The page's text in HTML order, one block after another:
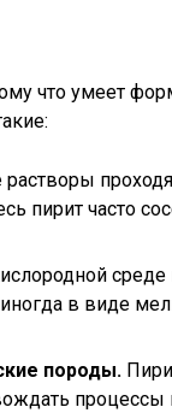
что умеет
растворы
пирит часто
в виде
породы.
процессы